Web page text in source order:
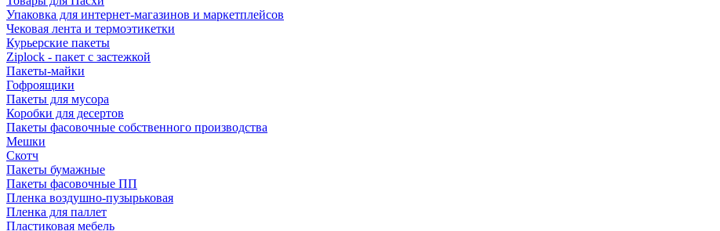
Упаковка для интернет-магазинов и маркетплейсов
Чековая лента и термоэтикетки
Курьерские пакеты
Ziplock - пакет с застежкой
Пакеты-майки
Гофроящики
Пакеты для мусора
Коробки для десертов
Пакеты фасовочные собственного производства
Мешки
Скотч
Пакеты бумажные
Пакеты фасовочные ПП
Пленка воздушно-пузырьковая
Пленка для паллет
Пластиковая мебель